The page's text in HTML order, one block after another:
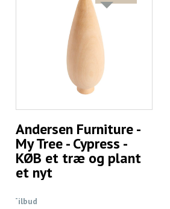
Andersen Furniture -
My Tree - Cypress -
KØB et træ og plant
et nyt
Tilbud